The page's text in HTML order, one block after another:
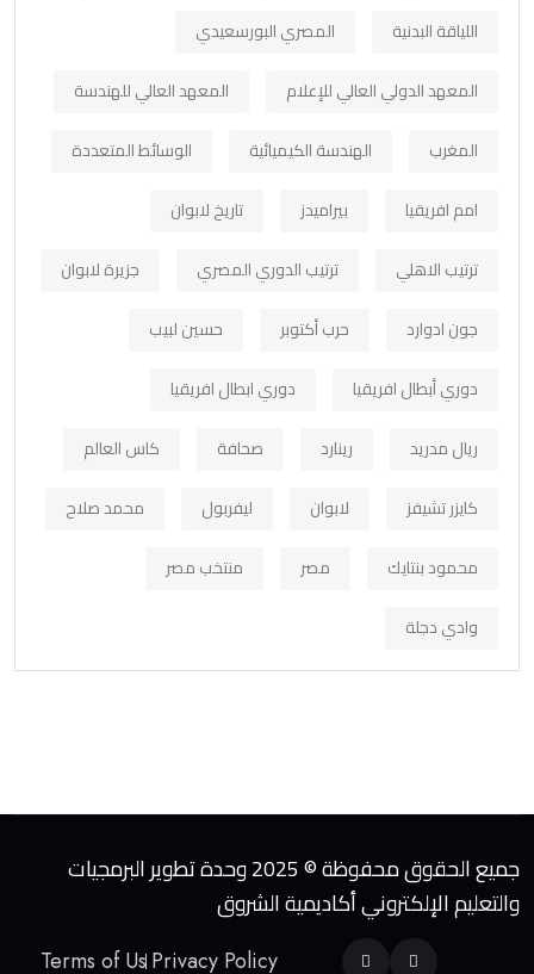
اللياقة البدنية
المصري البورسعيدي
المعهد الدولي العالي للإعلام
المعهد العالي للهندسة
المغرب
الهندسة الكيميائية
الوسائط المتعددة
امم افريقيا
بيراميدز
تاريخ لابوان
ترتيب الاهلي
ترتيب الدوري المصري
جزيرة لابوان
جون ادوارد
حرب أكتوبر
حسين لبيب
دوري أبطال افريقيا
دوري ابطال افريقيا
ريال مدريد
رينارد صحافة
كاس العالم
كايزر تشيفز
لابوان ليفربول
محمد صلاح
محمود بنتايك
مصر
منتخب مصر
وادي دجلة
جميع الحقوق محفوظة © 2025 وحدة تطوير البرمجيات
والتعليم الإلكتروني أكاديمية الشروق
Terms of UsPrivacy Policy